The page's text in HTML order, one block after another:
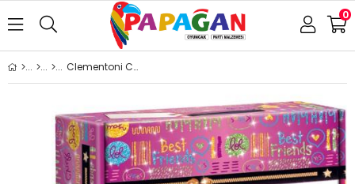
0
Clementoni Crazy Chic - Mesaj Bileklikler 18634 Lisanslı Ürün